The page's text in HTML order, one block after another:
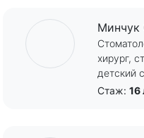
Минчук
хирург,
детский
Стаж: 16